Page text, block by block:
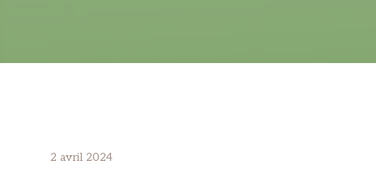
2 avril 2024